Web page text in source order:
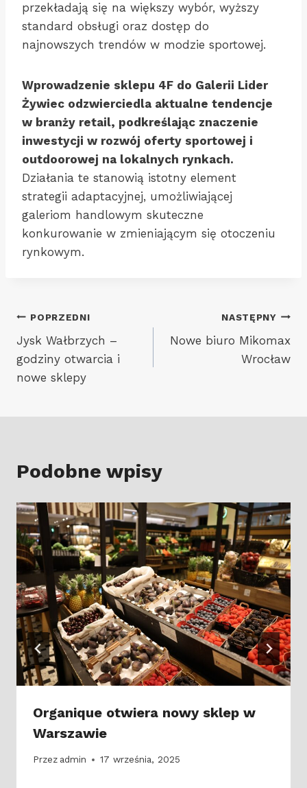
przekładają się na większy wybór, wyższy
standard obsługi oraz dostęp do
najnowszych trendów w modzie sportowej.
Wprowadzenie sklepu 4F do Galerii Lider
Żywiec odzwierciedla aktualne tendencje
w branży retail, podkreślając znaczenie
inwestycji w rozwój oferty sportowej i
outdoorowej na lokalnych rynkach.
Działania te stanowią istotny element
strategii adaptacyjnej, umożliwiającej
galeriom handlowym skuteczne
konkurowanie w zmieniającym się otoczeniu
rynkowym.
Nawigacja
wpisu
POPRZEDNI
Jysk Wałbrzych –
godziny otwarcia i
nowe sklepy
NASTĘPNY
Nowe biuro Mikomax
Wrocław
Podobne wpisy
Organique otwiera nowy sklep w
Warszawie
Przez admin 17 września, 2025